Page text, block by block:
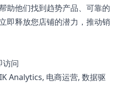
助他们找到趋势产品、可靠的
即释放您店铺的潜力，推动销
访问
Analytics, 电商运营, 数据驱